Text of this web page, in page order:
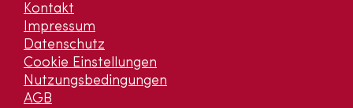
Kontakt
Impressum
Datenschutz
Cookie Einstellungen
Nutzungsbedingungen
AGB